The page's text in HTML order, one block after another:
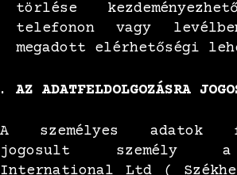
törlése
telefonon vagy
megadott elérhetőségi
AZ ADATFELDOLGOZÁSRA
A személyes adatok
jogosult személy a
International Ltd (